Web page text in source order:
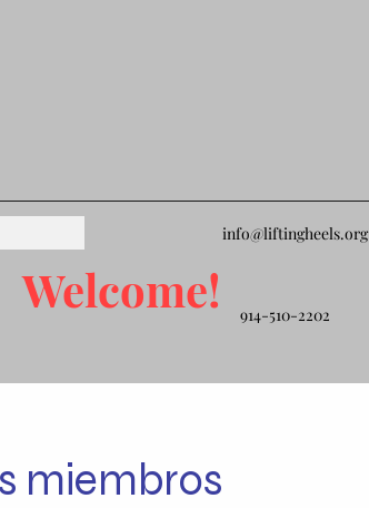
info@liftingheels.org
914-510-2202
miembros
Welcome!